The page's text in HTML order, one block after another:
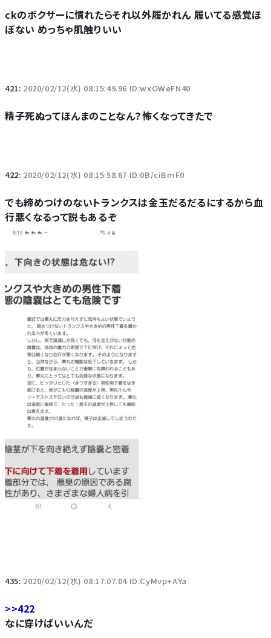
ckのボクサーに慣れたらそれ以外履かれん 履いてる感覚ほ
ぼない めっちゃ肌触りいい
421: 2020/02/12(水) 08:15:49.96 ID:wxOWeFN40
精子死ぬってほんまのことなん？怖くなってきたで
422: 2020/02/12(水) 08:15:58.67 ID:0B/ciBmF0
でも締めつけのないトランクスは金玉だるだるにするから血
行悪くなるって説もあるぞ
435: 2020/02/12(水) 08:17:07.04 ID:CyMvp+AYa
>>422
なに穿けばいいんだ